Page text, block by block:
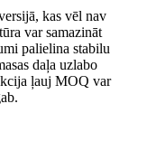
kas vēl nav
var samazināt
palielina stabilu
daļa uzlabo
ļauj MOQ var